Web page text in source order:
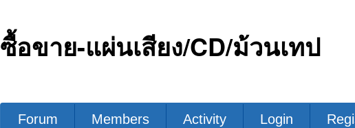
ซื้อขาย-แผ่นเสียง/CD/ม้วนเทป
Forum
Forum Members Activity Login